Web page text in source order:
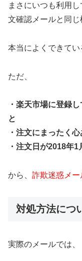
まさにいつも利用
文確認メールと同じ
本当によくできてい
ただ、
・楽天市場に登録
と
・注文にまったく
・注文日が2018年
から、 詐欺迷惑メー
対処方法につ
実際のメールでは、